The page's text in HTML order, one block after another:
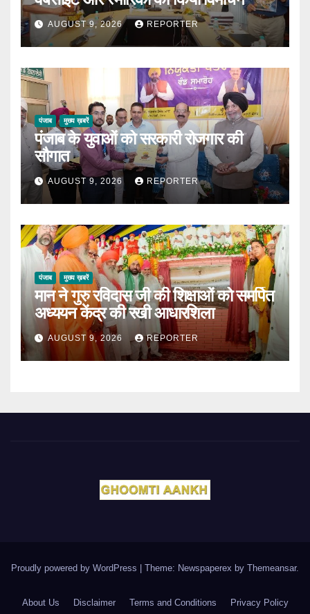
AUGUST 9, 2026 REPORTER
पंजाब मुख्य ख़बरें
पंजाब के युवाओं को सरकारी रोजगार की
सौगात
AUGUST 9, 2026 REPORTER
पंजाब मुख्य ख़बरें
मान ने गुरु रविदास जी की शिक्षाओं को समर्पित
अध्ययन केंद्र की रखी आधारशिला
AUGUST 9, 2026 REPORTER
Proudly powered by WordPress Theme: Newspaperex by Themeansar.
About Us Disclaimer Terms and Conditions Privacy Policy